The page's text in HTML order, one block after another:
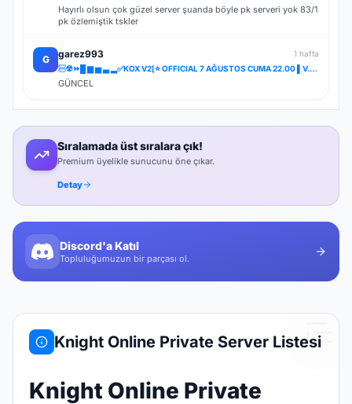
Hayırlı olsun çok güzel server şuanda böyle pk serveri yok 83/1
pk özlemiştik tskler
G garez993
1 hafta
☢️⏩█ ▆ ▅ ▃ ▂✅KOX V2[⭐ OFFICIAL 7 AĞUSTOS CUMA 22.00 ▌V.2⭐] ✅ ⚔️⋆ BOL ETKİNLİK ⋆⚔️ ⋆ LIGHT FARM ⚔️
GÜNCEL
Sıralamada üst sıralara çık!
Premium üyelikle sunucunu öne çıkar.
Detay
Discord'a Katıl
Topluluğumuzun bir parçası ol.
Knight Online Private Server Listesi
Knight Online Private